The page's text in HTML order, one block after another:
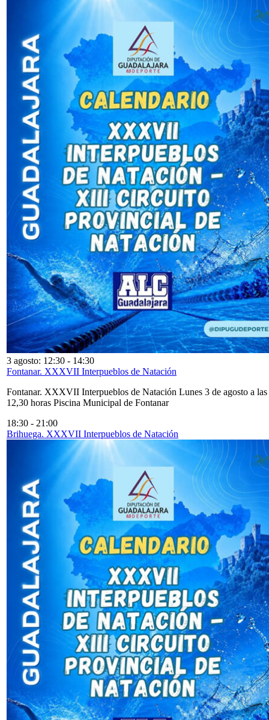
3 agosto: 12:30 - 14:30
Fontanar. XXXVII Interpueblos de Natación
Fontanar. XXXVII Interpueblos de Natación Lunes 3 de agosto a las
12,30 horas Piscina Municipal de Fontanar
18:30 - 21:00
Brihuega. XXXVII Interpueblos de Natación